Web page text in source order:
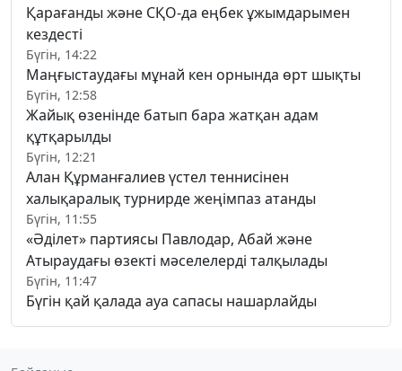
Қарағанды және СҚО-да еңбек ұжымдарымен
кездесті
Бүгін, 14:22
Маңғыстаудағы мұнай кен орнында өрт шықты
Бүгін, 12:58
Жайық өзенінде батып бара жатқан адам
құтқарылды
Бүгін, 12:21
Алан Құрманғалиев үстел теннисінен
халықаралық турнирде жеңімпаз атанды
Бүгін, 11:55
«Әділет» партиясы Павлодар, Абай және
Атыраудағы өзекті мәселелерді талқылады
Бүгін, 11:47
Бүгін қай қалада ауа сапасы нашарлайды